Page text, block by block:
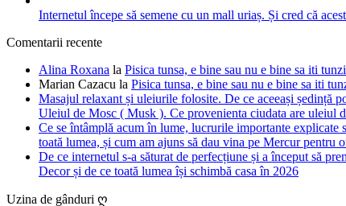
Internetul începe să semene cu un mall uriaș. Și cred că
Comentarii recente
Alina Roxana la Pisica tunsa, e bine sau nu e bine sa iti
Marian Cazacu la Pisica tunsa, e bine sau nu e bine sa iti
Masajul relaxant și uleiurile folosite. De ce aceeași ședință
Uleiul de Mosc ( Musk ). Ce provenienta ciudata are uleiul
Ce se întâmplă acum în lume, lucrurile importante
toată lumea, și cum am ajuns să dau vina pe Mercur pentru
De ce internetul s-a săturat de perfecțiune și a început să
Decor și de ce toată lumea își schimbă casa în 2026
Uzina de gânduri ღ